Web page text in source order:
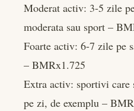
Moderat activ: 3-5 zile
moderata sau sport –
Foarte activ: 6-7 zile pe
– BMRx1.725
Extra activ: sportivi care
pe zi, de exemplu –